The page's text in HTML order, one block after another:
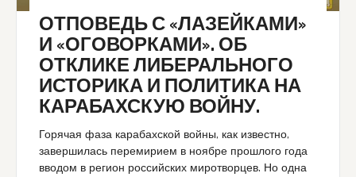
ОТПОВЕДЬ С «ЛАЗЕЙКАМИ»
И «ОГОВОРКАМИ». ОБ
ОТКЛИКЕ ЛИБЕРАЛЬНОГО
ИСТОРИКА И ПОЛИТИКА НА
КАРАБАХСКУЮ ВОЙНУ.
Горячая фаза карабахской войны, как известно,
завершилась перемирием в ноябре прошлого года
вводом в регион российских миротворцев. Но одна